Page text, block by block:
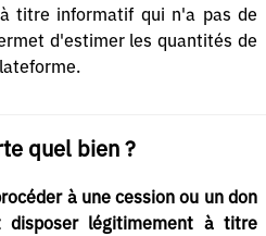
titre informatif qui n'a pas de
d'estimer les quantités de
quel bien ?
à une cession ou un don
légitimement à titre